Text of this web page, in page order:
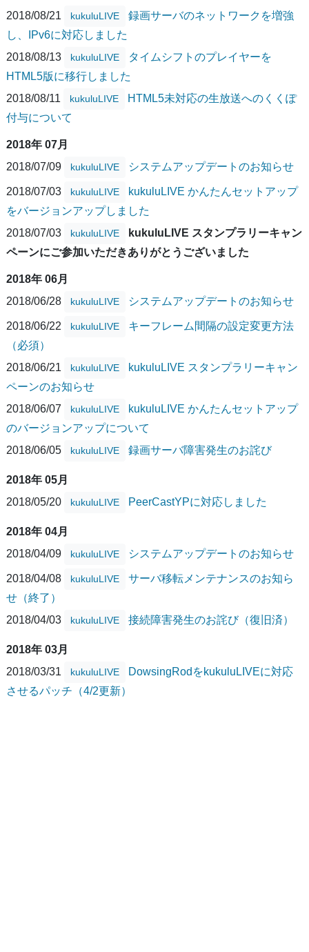
2018/08/21
kukuluLIVE
録画サーバのネットワークを増強
し、IPv6に対応しました
2018/08/13
kukuluLIVE
タイムシフトのプレイヤーを
HTML5版に移行しました
2018/08/11
kukuluLIVE
HTML5未対応の生放送へのくくぽ
付与について
2018年 07月
2018/07/09
kukuluLIVE システムアップデートのお知らせ
2018/07/03 kukuluLIVE
kukuluLIVE かんたんセットアップ
をバージョンアップしました
2018/07/03
kukuluLIVE
kukuluLIVE スタンプラリーキャン
ペーンにご参加いただきありがとうございました
2018年 06月
2018/06/28
kukuluLIVE システムアップデートのお知らせ
2018/06/22 kukuluLIVE
キーフレーム間隔の設定変更方法
（必須）
2018/06/21
kukuluLIVE
kukuluLIVE スタンプラリーキャン
ペーンのお知らせ
2018/06/07
kukuluLIVE
kukuluLIVE かんたんセットアップ
のバージョンアップについて
2018/06/05
kukuluLIVE 録画サーバ障害発生のお詫び
2018年 05月
2018/05/20
kukuluLIVE PeerCastYPに対応しました
2018年 04月
2018/04/09
kukuluLIVE システムアップデートのお知らせ
2018/04/08 kukuluLIVE
サーバ移転メンテナンスのお知ら
せ（終了）
2018/04/03
kukuluLIVE 接続障害発生のお詫び（復旧済）
2018年 03月
2018/03/31
kukuluLIVE
DowsingRodをkukuluLIVEに対応
させるパッチ（4/2更新）